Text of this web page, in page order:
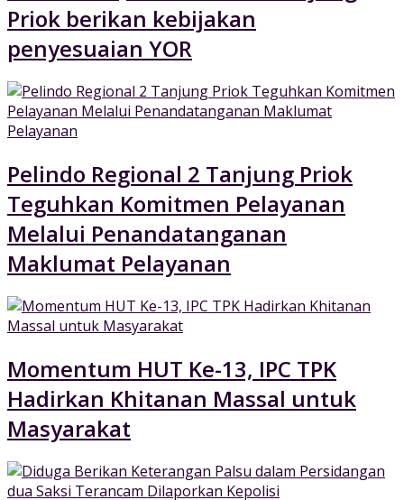
Priok berikan kebijakan
penyesuaian YOR
Pelindo Regional 2 Tanjung Priok
Teguhkan Komitmen Pelayanan
Melalui Penandatanganan
Maklumat Pelayanan
Momentum HUT Ke-13, IPC TPK
Hadirkan Khitanan Massal untuk
Masyarakat